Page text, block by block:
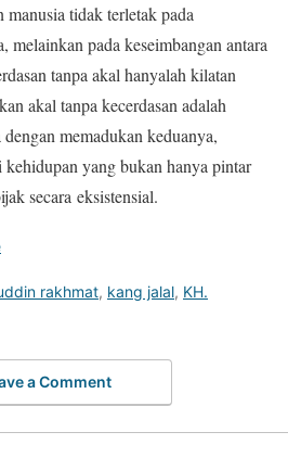
tidak terletak pada
melainkan pada keseimbangan antara
tanpa akal hanyalah kilatan
akal tanpa kecerdasan adalah
memadukan keduanya,
yang bukan hanya pintar
secara eksistensial.
rakhmat, kang jalal, KH.
a Comment